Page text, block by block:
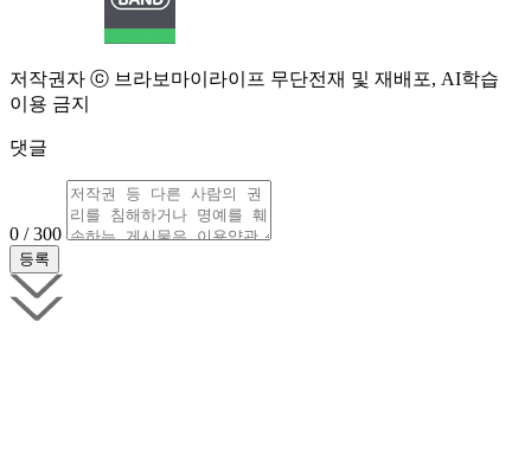
저작권자 ⓒ 브라보마이라이프 무단전재 및 재배포, AI학습
이용 금지
댓글
0 / 300